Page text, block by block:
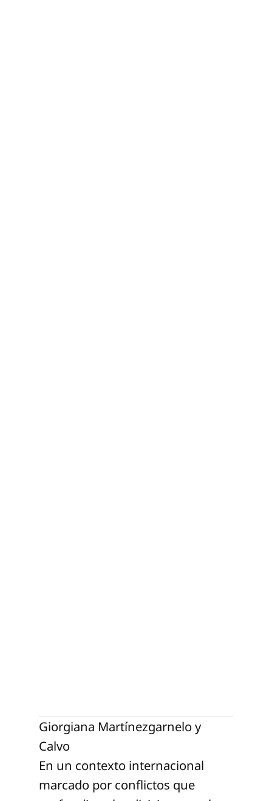
Giorgiana Martínezgarnelo y
Calvo
En un contexto internacional
marcado por conflictos que